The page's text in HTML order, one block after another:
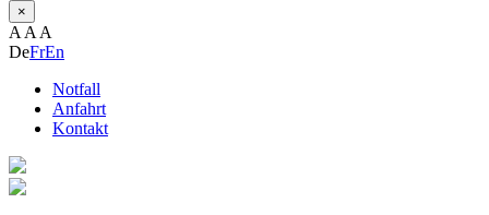
×
A A A
DeFrEn
Notfall
Anfahrt
Kontakt